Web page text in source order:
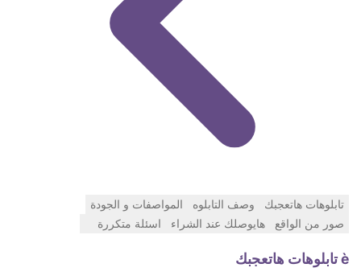
تابلوهات هاتعجبك وصف التابلوه
المواصفات و الجودة
صور من الواقع
هايوصلك عند الشراء اسئلة متكررة
è تابلوهات هاتعجبك